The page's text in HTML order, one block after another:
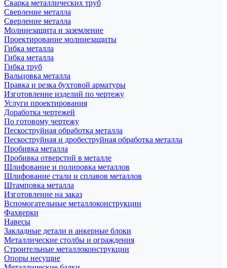
Сварка металлических труб
Сверление металла
Сверление металла
Молниезащита и заземление
Проектирование молниезащиты
Гибка металла
Гибка металла
Гибка труб
Вальцовка металла
Правка и резка бухтовой арматуры
Изготовление изделий по чертежу
Услуги проектирования
Доработка чертежей
По готовому чертежу
Пескоструйная обработка металла
Пескоструйная и дробеструйная обработка металла
Пробивка металла
Пробивка отверстий в металле
Шлифование и полировка металлов
Шлифование стали и сплавов металлов
Штамповка металла
Изготовление на заказ
Вспомогательные металлоконструкции
Фахверки
Навесы
Закладные детали и анкерные блоки
Металлические столбы и ограждения
Строительные металлоконструкции
Опоры несущие